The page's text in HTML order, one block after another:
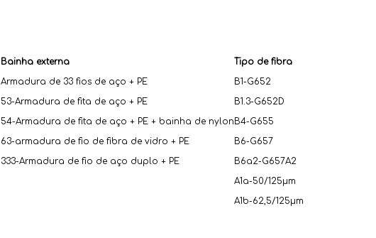
Bainha externa
Tipo de fibra
Armadura de 33 fios de aço + PE
B1-G652
53-Armadura de fita de aço + PE
B1.3-G652D
54-Armadura de fita de aço + PE + bainha de nylon B4-G655
63-armadura de fio de fibra de vidro + PE
B6-G657
333-Armadura de fio de aço duplo + PE
B6a2-G657A2
A1a-50/125μm
A1b-62,5/125μm